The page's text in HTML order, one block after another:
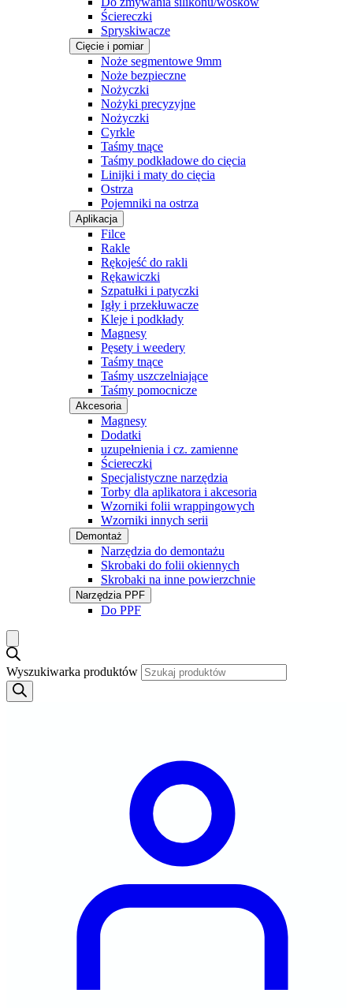
Ściereczki
Spryskiwacze
Cięcie i pomiar
Noże segmentowe 9mm
Noże bezpieczne
Nożyczki
Nożyki precyzyjne
Nożyczki
Cyrkle
Taśmy tnące
Taśmy podkładowe do cięcia
Linijki i maty do cięcia
Ostrza
Pojemniki na ostrza
Aplikacja
Filce
Rakle
Rękojeść do rakli
Rękawiczki
Szpatułki i patyczki
Igły i przekłuwacze
Kleje i podkłady
Magnesy
Pęsety i weedery
Taśmy tnące
Taśmy uszczelniające
Taśmy pomocnicze
Akcesoria
Magnesy
Dodatki
uzupełnienia i cz. zamienne
Ściereczki
Specjalistyczne narzędzia
Torby dla aplikatora i akcesoria
Wzorniki folii wrappingowych
Wzorniki innych serii
Demontaż
Narzędzia do demontażu
Skrobaki do folii okiennych
Skrobaki na inne powierzchnie
Narzędzia PPF
Do PPF
Wyszukiwarka produktów